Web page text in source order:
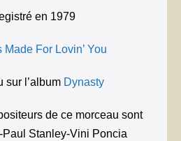
en 1979
Made For Lovin’ You
sur l’album Dynasty
de ce morceau sont
Stanley-Vini Poncia